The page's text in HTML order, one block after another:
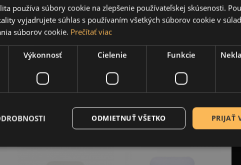
Bavlnená šnúrka 1
mm ružová 1 m
0,09 €
mm sivá 1 m
používa súbory cookie na zlepšenie používateľskej skúsenosti.
vyjadrujete súhlas s používaním všetkých súborov cookie v
súborov cookie. Prečítať viac
Výkonnosť Cielenie Funkcie
PRIJAŤ
ODMIETNUŤ VŠETKO